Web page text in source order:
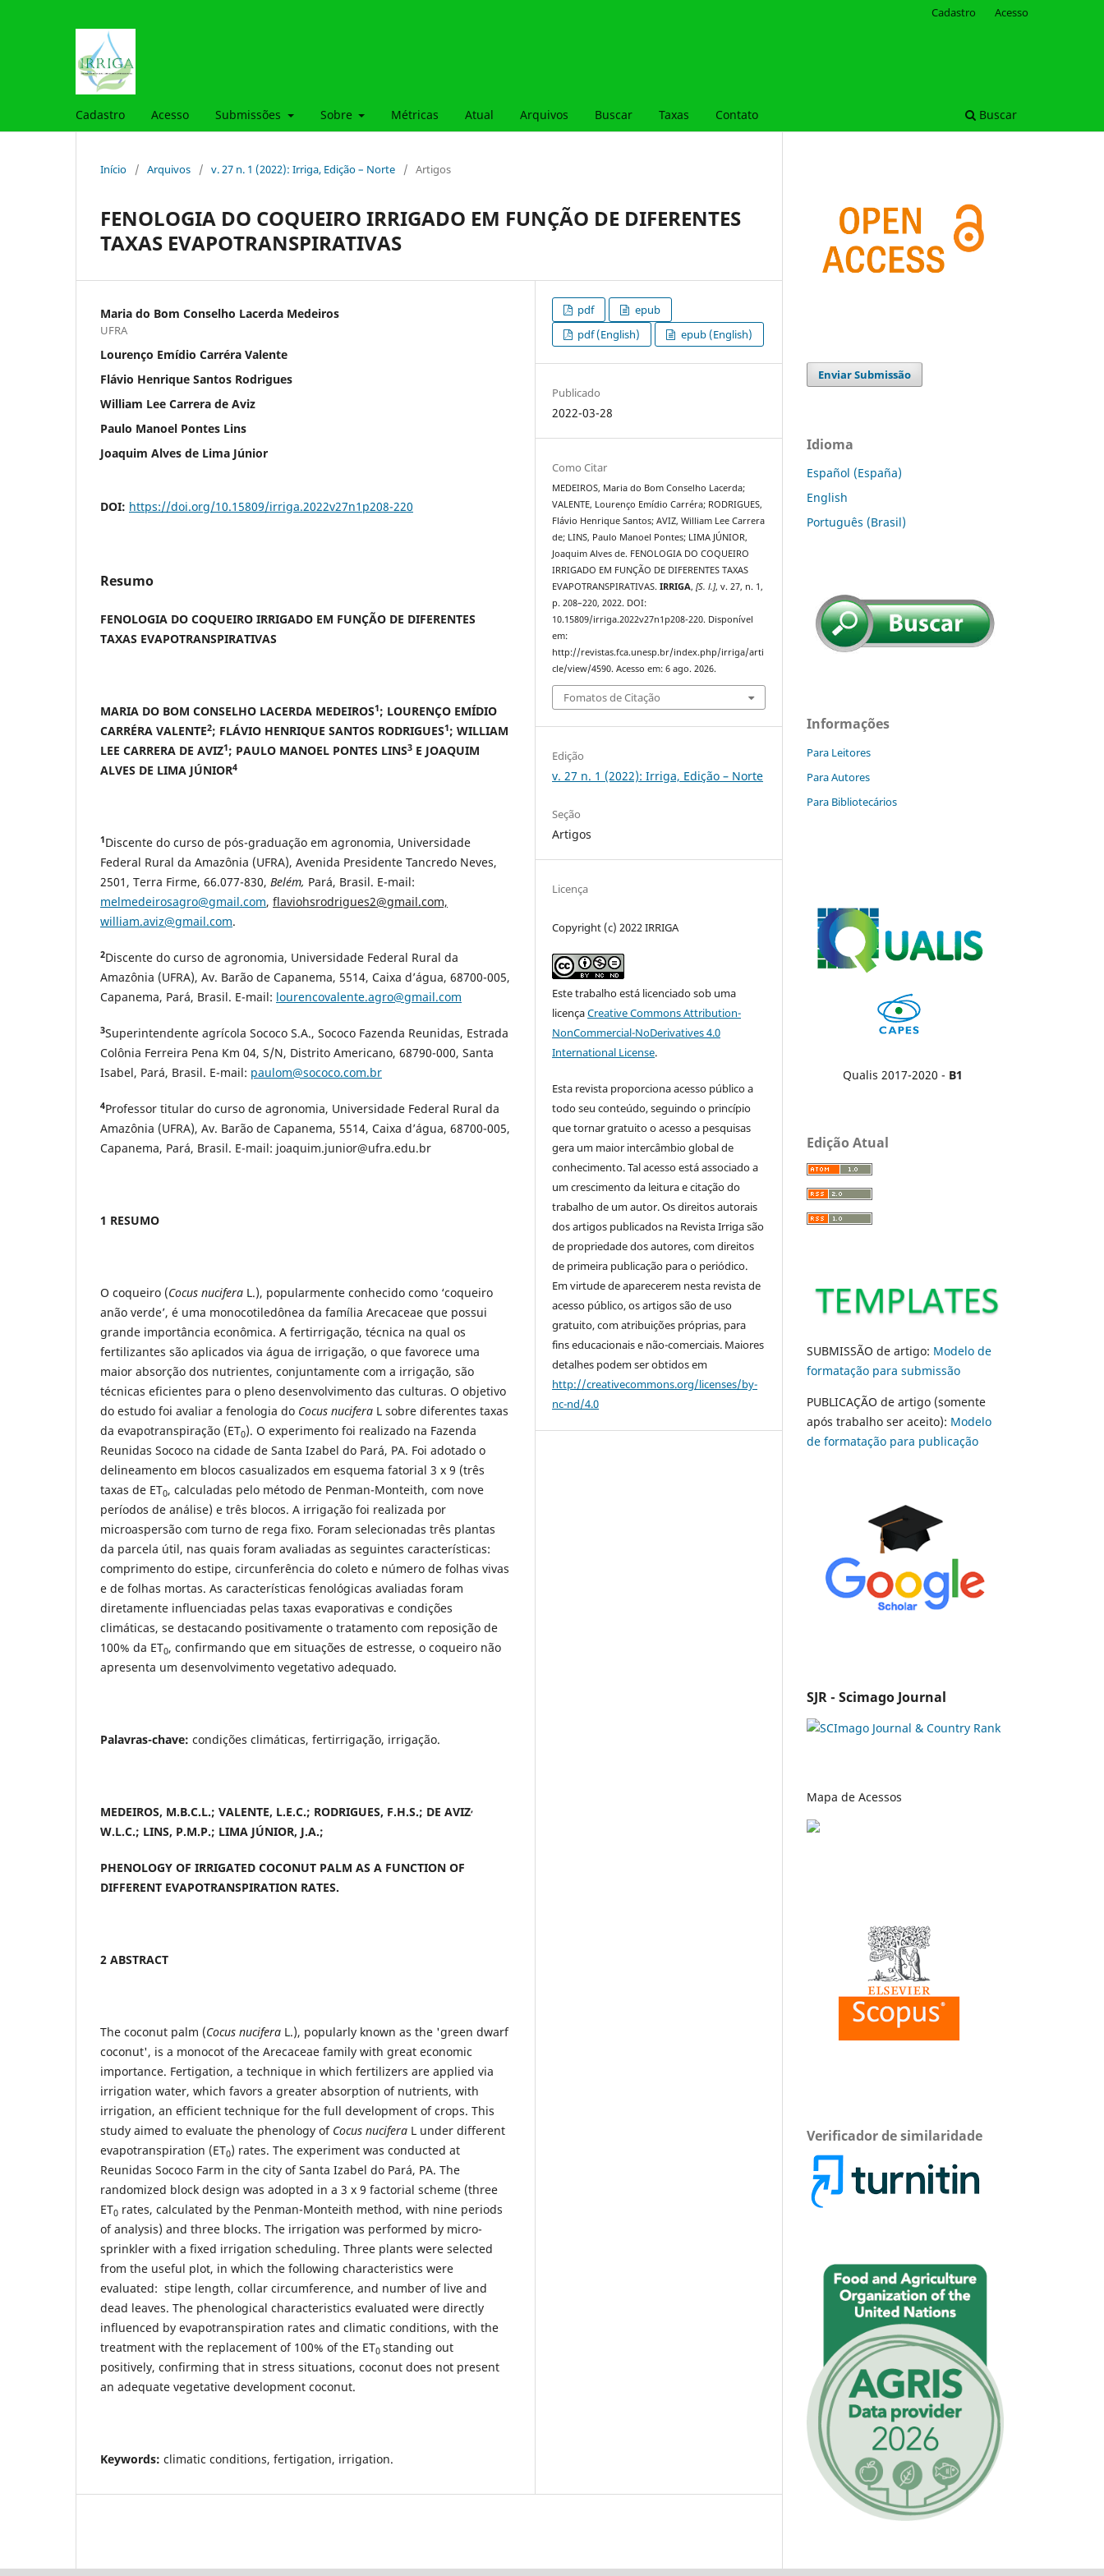
Cadastro Acesso Submissões Sobre Métricas Atual Arquivos Buscar Taxas Contato Buscar
Cadastro Acesso
Início / Arquivos / v. 27 n. 1 (2022): Irriga, Edição – Norte / Artigos
FENOLOGIA DO COQUEIRO IRRIGADO EM FUNÇÃO DE DIFERENTES
TAXAS EVAPOTRANSPIRATIVAS
Maria do Bom Conselho Lacerda Medeiros
UFRA
Lourenço Emídio Carréra Valente
Flávio Henrique Santos Rodrigues
William Lee Carrera de Aviz
Paulo Manoel Pontes Lins
Joaquim Alves de Lima Júnior
DOI: https://doi.org/10.15809/irriga.2022v27n1p208-220
Resumo
FENOLOGIA DO COQUEIRO IRRIGADO EM FUNÇÃO DE DIFERENTES
TAXAS EVAPOTRANSPIRATIVAS
MARIA DO BOM CONSELHO LACERDA MEDEIROS1; LOURENÇO EMÍDIO
CARRÉRA VALENTE2; FLÁVIO HENRIQUE SANTOS RODRIGUES1; WILLIAM
LEE CARRERA DE AVIZ1; PAULO MANOEL PONTES LINS3 E JOAQUIM
ALVES DE LIMA JÚNIOR4
1Discente do curso de pós-graduação em agronomia, Universidade
Federal Rural da Amazônia (UFRA), Avenida Presidente Tancredo Neves,
2501, Terra Firme, 66.077-830, Belém, Pará, Brasil. E-mail:
melmedeirosagro@gmail.com, flaviohsrodrigues2@gmail.com,
william.aviz@gmail.com.
2Discente do curso de agronomia, Universidade Federal Rural da
Amazônia (UFRA), Av. Barão de Capanema, 5514, Caixa d’água, 68700-005,
Capanema, Pará, Brasil. E-mail: lourencovalente.agro@gmail.com
3Superintendente agrícola Sococo S.A., Sococo Fazenda Reunidas, Estrada
Colônia Ferreira Pena Km 04, S/N, Distrito Americano, 68790-000, Santa
Isabel, Pará, Brasil. E-mail: paulom@sococo.com.br
4Professor titular do curso de agronomia, Universidade Federal Rural da
Amazônia (UFRA), Av. Barão de Capanema, 5514, Caixa d’água, 68700-005,
Capanema, Pará, Brasil. E-mail: joaquim.junior@ufra.edu.br
1 RESUMO
O coqueiro (Cocus nucifera L.), popularmente conhecido como ‘coqueiro
anão verde’, é uma monocotiledônea da família Arecaceae que possui
grande importância econômica. A fertirrigação, técnica na qual os
fertilizantes são aplicados via água de irrigação, o que favorece uma
maior absorção dos nutrientes, conjuntamente com a irrigação, são
técnicas eficientes para o pleno desenvolvimento das culturas. O objetivo
do estudo foi avaliar a fenologia do Cocus nucifera L sobre diferentes taxas
da evapotranspiração (ET0). O experimento foi realizado na Fazenda
Reunidas Sococo na cidade de Santa Izabel do Pará, PA. Foi adotado o
delineamento em blocos casualizados em esquema fatorial 3 x 9 (três
taxas de ET0, calculadas pelo método de Penman-Monteith, com nove
períodos de análise) e três blocos. A irrigação foi realizada por
microaspersão com turno de rega fixo. Foram selecionadas três plantas
da parcela útil, nas quais foram avaliadas as seguintes características:
comprimento do estipe, circunferência do coleto e número de folhas vivas
e de folhas mortas. As características fenológicas avaliadas foram
diretamente influenciadas pelas taxas evaporativas e condições
climáticas, se destacando positivamente o tratamento com reposição de
100% da ET0, confirmando que em situações de estresse, o coqueiro não
apresenta um desenvolvimento vegetativo adequado.
Palavras-chave: condições climáticas, fertirrigação, irrigação.
MEDEIROS, M.B.C.L.; VALENTE, L.E.C.; RODRIGUES, F.H.S.; DE AVIZ,
W.L.C.; LINS, P.M.P.; LIMA JÚNIOR, J.A.;
PHENOLOGY OF IRRIGATED COCONUT PALM AS A FUNCTION OF
DIFFERENT EVAPOTRANSPIRATION RATES.
2 ABSTRACT
The coconut palm (Cocus nucifera L.), popularly known as the 'green dwarf
coconut', is a monocot of the Arecaceae family with great economic
importance. Fertigation, a technique in which fertilizers are applied via
irrigation water, which favors a greater absorption of nutrients, with
irrigation, an efficient technique for the full development of crops. This
study aimed to evaluate the phenology of Cocus nucifera L under different
evapotranspiration (ET0) rates. The experiment was conducted at
Reunidas Sococo Farm in the city of Santa Izabel do Pará, PA. The
randomized block design was adopted in a 3 x 9 factorial scheme (three
ET0 rates, calculated by the Penman-Monteith method, with nine periods
of analysis) and three blocks. The irrigation was performed by micro-
sprinkler with a fixed irrigation scheduling. Three plants were selected
from the useful plot, in which the following characteristics were
evaluated: stipe length, collar circumference, and number of live and
dead leaves. The phenological characteristics evaluated were directly
influenced by evapotranspiration rates and climatic conditions, with the
treatment with the replacement of 100% of the ET0 standing out
positively, confirming that in stress situations, coconut does not present
an adequate vegetative development coconut.
Keywords: climatic conditions, fertigation, irrigation.
pdf
epub
pdf (English)
epub (English)
Publicado
2022-03-28
Como Citar
MEDEIROS, Maria do Bom Conselho Lacerda;
VALENTE, Lourenço Emídio Carréra; RODRIGUES,
Flávio Henrique Santos; AVIZ, William Lee Carrera
de; LINS, Paulo Manoel Pontes; LIMA JÚNIOR,
Joaquim Alves de. FENOLOGIA DO COQUEIRO
IRRIGADO EM FUNÇÃO DE DIFERENTES TAXAS
EVAPOTRANSPIRATIVAS.IRRIGA,[S. l.], v. 27, n. 1,
p. 208–220, 2022. DOI:
10.15809/irriga.2022v27n1p208-220. Disponível
em:
http://revistas.fca.unesp.br/index.php/irriga/arti
cle/view/4590. Acesso em: 6 ago. 2026.
Fomatos de Citação
Edição
v. 27 n. 1 (2022): Irriga, Edição – Norte
Seção
Artigos
Licença
Copyright (c) 2022 IRRIGA
Este trabalho está licenciado sob uma
licençaCreative Commons Attribution-
NonCommercial-NoDerivatives 4.0
International License.
Esta revista proporciona acesso público a
todo seu conteúdo, seguindo o princípio
que tornar gratuito o acesso a pesquisas
gera um maior intercâmbio global de
conhecimento. Tal acesso está associado a
um crescimento da leitura e citação do
trabalho de um autor. Os direitos autorais
dos artigos publicados na Revista Irriga são
de propriedade dos autores, com direitos
de primeira publicação para o periódico.
Em virtude de aparecerem nesta revista de
acesso público, os artigos são de uso
gratuito, com atribuições próprias, para
fins educacionais e não-comerciais. Maiores
detalhes podem ser obtidos em
http://creativecommons.org/licenses/by-
nc-nd/4.0
Enviar Submissão
Idioma
Español (España)
English
Português (Brasil)
Informações
Para Leitores
Para Autores
Para Bibliotecários
Qualis 2017-2020 - B1
Edição Atual
SUBMISSÃO de artigo: Modelo de
formatação para submissão
PUBLICAÇÃO de artigo (somente
após trabalho ser aceito): Modelo
de formatação para publicação
SJR - Scimago Journal
Mapa de Acessos
Verificador de similaridade